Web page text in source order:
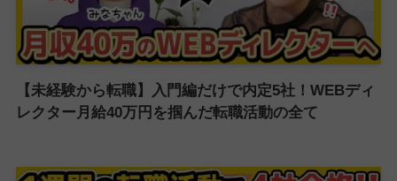
【未経験から転職】入門編だけで内定5社！WEBディ
レクター月給40万円を掴んだ転職活動の全て